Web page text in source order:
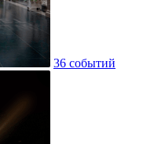
36 событий